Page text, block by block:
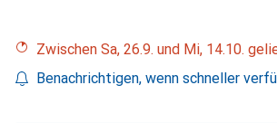
Zwischen Sa, 26.9. und Mi, 14.10.
Benachrichtigen, wenn schneller